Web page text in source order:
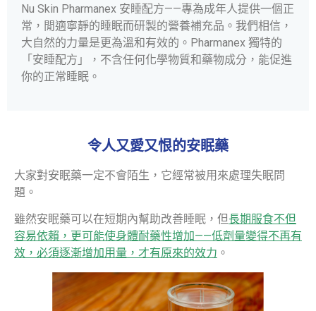
Nu Skin Pharmanex 安睡配方——專為成年人提供一個正
常，閒適寧靜的睡眠而研製的營養補充品。我們相信，
大自然的力量是更為溫和有效的。Pharmanex 獨特的
「安睡配方」，不含任何化學物質和藥物成分，能促進
你的正常睡眠。
令人又愛又恨的安眠藥
大家對安眠藥一定不會陌生，它經常被用來處理失眠問
題。
雖然安眠藥可以在短期內幫助改善睡眠，但長期服食不但
容易依賴，更可能使身體耐藥性增加——低劑量變得不再有
效，必須逐漸增加用量，才有原來的效力 。